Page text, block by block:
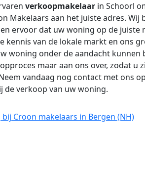
verkoopmakelaar in Schoorl
Makelaars aan het juiste adres. Wij
ervoor dat uw woning op de juiste
van de lokale markt en ons
woning onder de aandacht kunnen
maar aan ons over, zodat u
vandaag nog contact met ons
de verkoop van uw woning.
Croon makelaars in Bergen (NH)